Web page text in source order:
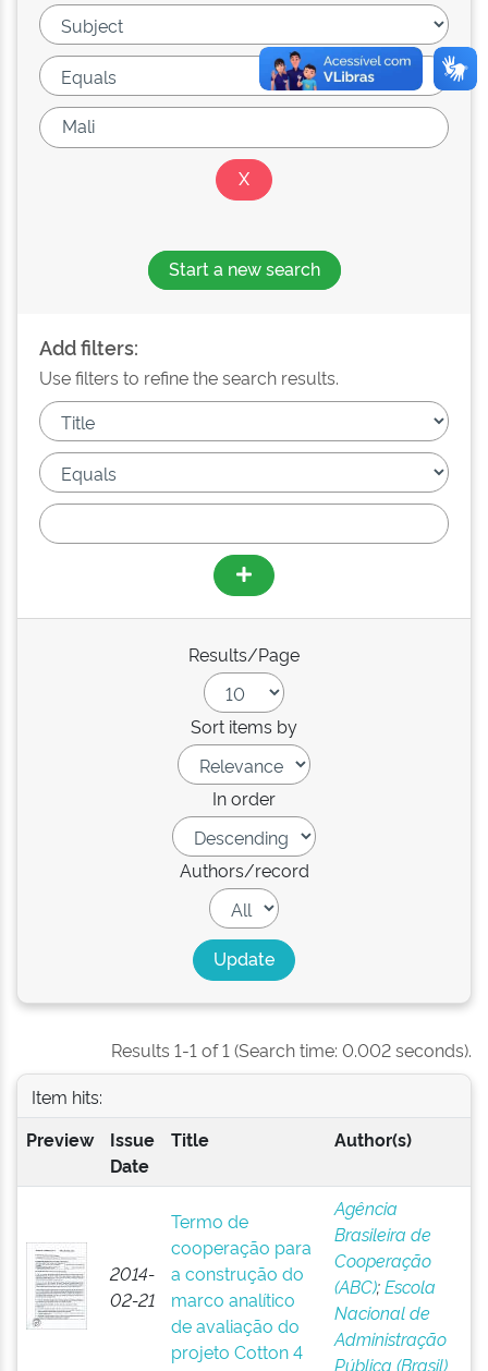
Start a new search
Add filters:
Use filters to refine the search results.
Results/Page
Sort items by
In order
Authors/record
Results 1-1 of 1 (Search time: 0.002 seconds).
Item hits:
Preview
Issue
Date
Title Author(s)
2014-
02-21
Termo de
cooperação para
a construção do
marco analítico
de avaliação do
projeto Cotton 4
Agência
Brasileira de
Cooperação
(ABC);Escola
Nacional de
Administração
Pública (Brasil)